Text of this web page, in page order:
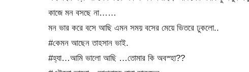
কাজে মন বসছে না……
মন ভার করে বসে আছি এমন সময় বসের মেয়ে ভিতরে ঢুকলো..
#কেমন আছেন তাহসান ভাই.
#হ্যা…আমি ভালো আছি …তোমার কি অবস্হা??